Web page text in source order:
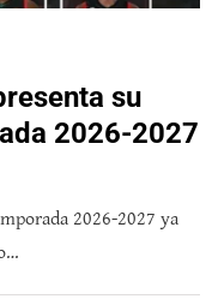
su
2026-2027
2026-2027 ya